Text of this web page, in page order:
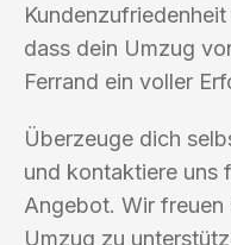
dass dein Umzug
Ferrand ein voller
Überzeuge dich
und kontaktiere uns
Angebot. Wir freuen
Umzug zu